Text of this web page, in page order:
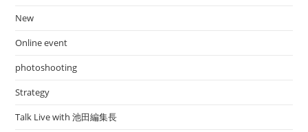
New
Online event
photoshooting
Strategy
Talk Live with 池田編集長